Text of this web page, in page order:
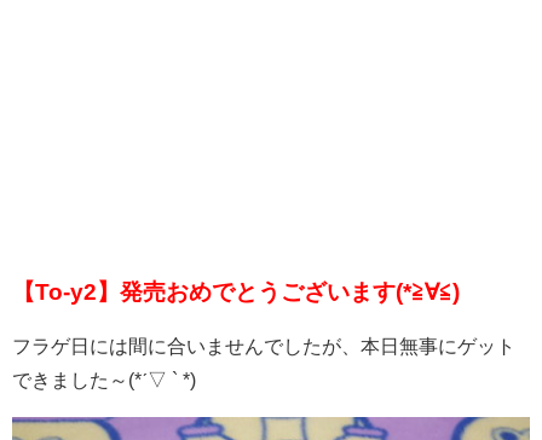
【To-y2】発売おめでとうございます(*≧∀≦)
フラゲ日には間に合いませんでしたが、本日無事にゲット
できました～(*ˊ▽ ` *)